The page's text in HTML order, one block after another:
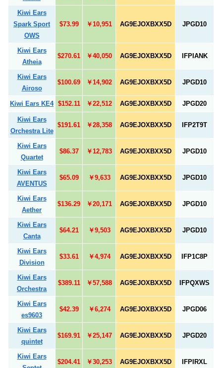
Kiwi Ears
Spark Sport
OWS
$73.99 ￥10,951 AG9EJOXBXX5D JPGD10
Kiwi Ears
Atheia
$270.61 ￥40,050 AG9EJOXBXX5D IFPIANK
Kiwi Ears
Airoso
$100.69 ￥14,902 AG9EJOXBXX5D JPGD10
Kiwi Ears KE4 $152.11 ￥22,512 AG9EJOXBXX5D JPGD20
Kiwi Ears
Orchestra Lite
$191.61 ￥28,358 AG9EJOXBXX5D IFP2T9T
Kiwi Ears
Quartet
$86.37 ￥12,783 AG9EJOXBXX5D JPGD10
Kiwi Ears
AVENTUS
$65.09 ￥9,633 AG9EJOXBXX5D JPGD10
Kiwi Ears
Aether
$136.29 ￥20,171 AG9EJOXBXX5D JPGD10
Kiwi Ears
Canta
$64.21 ￥9,503 AG9EJOXBXX5D JPGD10
Kiwi Ears
Division
$33.61 ￥4,974 AG9EJOXBXX5D IFP1C8P
Kiwi Ears
Orchestra
$389.11 ￥57,588 AG9EJOXBXX5D IFPQXWS
Kiwi Ears
es9603
$42.39 ￥6,274 AG9EJOXBXX5D JPGD06
Kiwi Ears
quintet
$169.91 ￥25,147 AG9EJOXBXX5D JPGD20
Kiwi Ears
$204.41 ￥30,253 AG9EJOXBXX5D IFPIRXL